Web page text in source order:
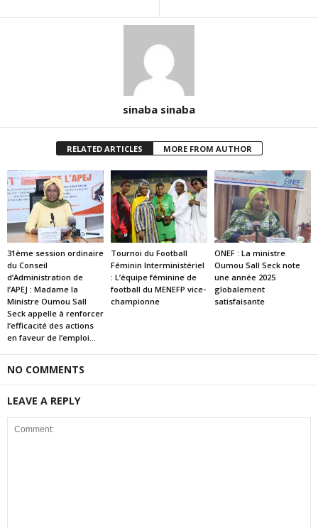
sinaba sinaba
RELATED ARTICLES MORE FROM AUTHOR
31ème session ordinaire
du Conseil
d’Administration de
l’APEJ : Madame la
Ministre Oumou Sall
Seck appelle à renforcer
l’efficacité des actions
en faveur de l’emploi...
Tournoi du Football
Féminin Interministériel
: L’équipe féminine de
football du MENEFP vice-
championne
ONEF : La ministre
Oumou Sall Seck note
une année 2025
globalement
satisfaisante
NO COMMENTS
LEAVE A REPLY